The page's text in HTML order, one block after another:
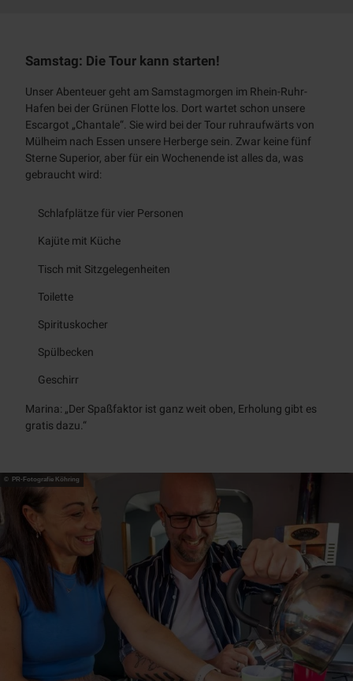
Samstag: Die Tour kann starten!
Unser Abenteuer geht am Samstagmorgen im Rhein-Ruhr-
Hafen bei der Grünen Flotte los. Dort wartet schon unsere
Escargot „Chantale“. Sie wird bei der Tour ruhraufwärts von
Mülheim nach Essen unsere Herberge sein. Zwar keine fünf
Sterne Superior, aber für ein Wochenende ist alles da, was
gebraucht wird:
Schlafplätze für vier Personen
Kajüte mit Küche
Tisch mit Sitzgelegenheiten
Toilette
Spirituskocher
Spülbecken
Geschirr
Marina: „Der Spaßfaktor ist ganz weit oben, Erholung gibt es
gratis dazu.“
© PR-Fotografie Köhring